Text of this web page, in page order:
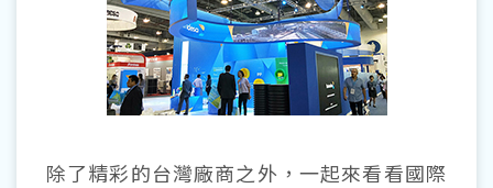
除了精彩的台灣廠商之外，一起來看看國際